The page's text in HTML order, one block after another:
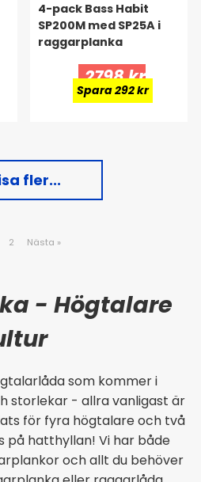
4-pack Bass Habit
SP200M med SP25A i
raggarplanka
2798 kr
Spara 292 kr
fler...
2 Nästa »
- Högtalare
som kommer i
storlekar - allra vanligast är
för fyra högtalare och två
på hatthyllan! Vi har både
och allt du behöver